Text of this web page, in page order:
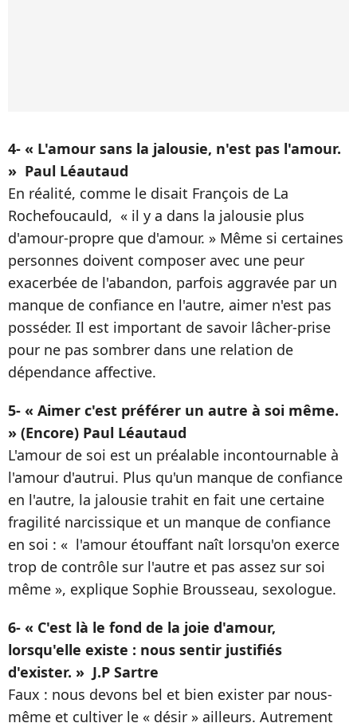
4- « L'amour sans la jalousie, n'est pas l'amour.
» Paul Léautaud
En réalité, comme le disait François de La
Rochefoucauld, « il y a dans la jalousie plus
d'amour-propre que d'amour. » Même si certaines
personnes doivent composer avec une peur
exacerbée de l'abandon, parfois aggravée par un
manque de confiance en l'autre, aimer n'est pas
posséder. Il est important de savoir lâcher-prise
pour ne pas sombrer dans une relation de
dépendance affective.
5- « Aimer c'est préférer un autre à soi même.
» (Encore) Paul Léautaud
L'amour de soi est un préalable incontournable à
l'amour d'autrui. Plus qu'un manque de confiance
en l'autre, la jalousie trahit en fait une certaine
fragilité narcissique et un manque de confiance
en soi : « l'amour étouffant naît lorsqu'on exerce
trop de contrôle sur l'autre et pas assez sur soi
même », explique Sophie Brousseau, sexologue.
6- « C'est là le fond de la joie d'amour,
lorsqu'elle existe : nous sentir justifiés
d'exister. » J.P Sartre
Faux : nous devons bel et bien exister par nous-
même et cultiver le « désir » ailleurs. Autrement